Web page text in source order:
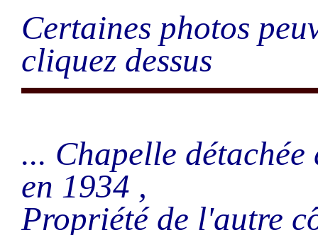
Certaines photos
cliquez dessus
... Chapelle
en 1934 ,
Propriété de l'autre